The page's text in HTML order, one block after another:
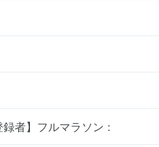
録者】フルマラソン :